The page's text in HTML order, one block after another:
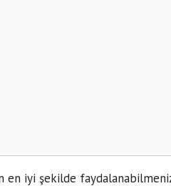
en iyi şekildeAKSARAY PORTAL 2021